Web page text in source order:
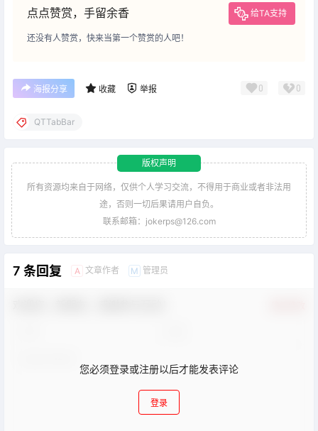
点点赞赏，手留余香 给TA支持
还没有人赞赏，快来当第一个赞赏的人吧！
海报分享 收藏 举报 0 0
QTTabBar
版权声明
所有资源均来自于网络，仅供个人学习交流，不得用于商业或者非法用
途，否则一切后果请用户自负。
联系邮箱：jokerps@126.com
7 条回复 A 文章作者 M 管理员
您必须登录或注册以后才能发表评论
登录